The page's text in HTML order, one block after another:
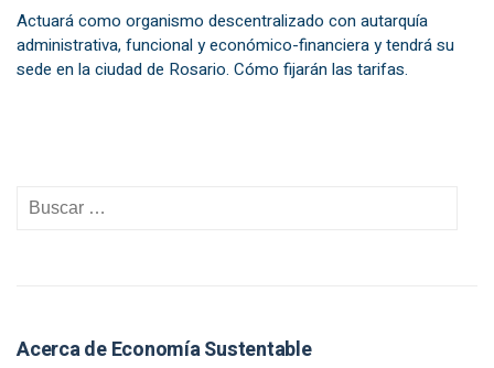
Actuará como organismo descentralizado con autarquía
administrativa, funcional y económico-financiera y tendrá su
sede en la ciudad de Rosario. Cómo fijarán las tarifas.
Acerca de Economía Sustentable